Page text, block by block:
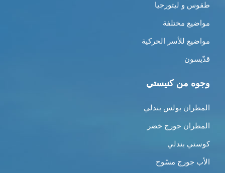
طقوس و ليتورجيا
مواضيع مختلفة
مواضيع للأسر الحركية
قدّيسون
وجوه من كنيستي
المطران بولس بندلي
المطران جورج خضر
كوستي بندلي
الأب جورج مسّوح